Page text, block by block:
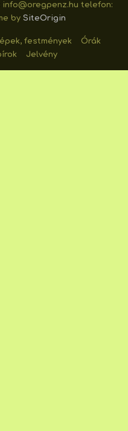
info@oregpenz.hu telefon:
by SiteOrigin
festmények
Órák
Jelvény